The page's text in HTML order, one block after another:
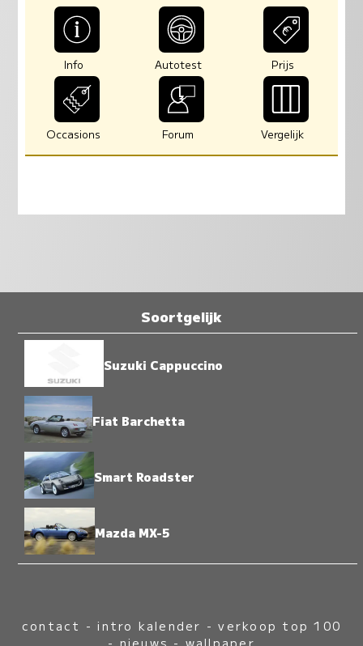
Info Autotest Prijs
Occasions Forum Vergelijk
Soortgelijk
Suzuki Cappuccino
Fiat Barchetta
Smart Roadster
Mazda MX-5
contact -intro kalender -verkoop top 100
- nieuws - wallpaper